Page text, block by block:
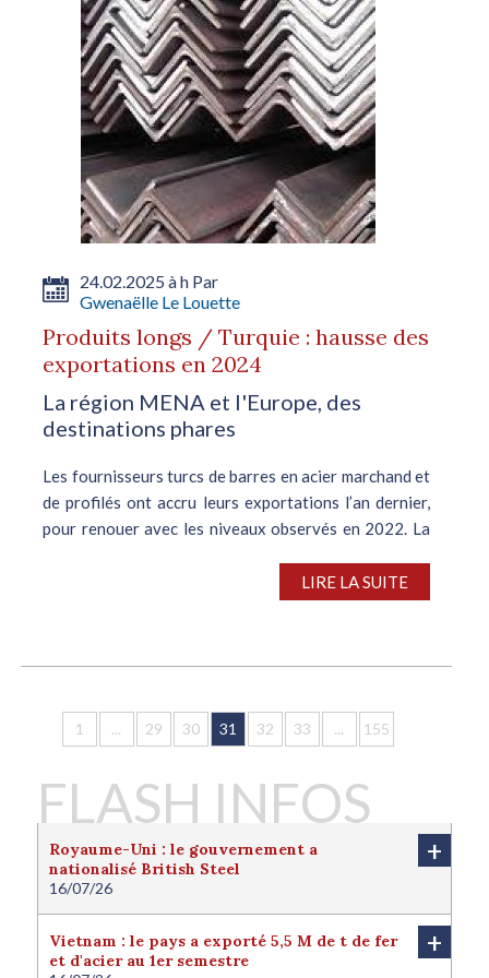
24.02.2025 à h Par
Gwenaëlle Le Louette
Produits longs / Turquie : hausse des
exportations en 2024
La région MENA et l'Europe, des
destinations phares
Les fournisseurs turcs de barres en acier marchand et
de profilés ont accru leurs exportations l’an dernier,
pour renouer avec les niveaux observés en 2022. La
LIRE LA SUITE
1 ... 29 30 31 32 33 ... 155
FLASH INFOS
Royaume-Uni : le gouvernement a
nationalisé British Steel
16/07/26
+
Le Royaume-Uni a nationalisé British Steel afin de
protéger l'avenir de la filière sidérurgique locale.
Londres juge cette nationalisation nécessaire pour
protéger l'intérêt national du pays. Le
Vietnam : le pays a exporté 5,5 M de t de fer
et d'acier au 1er semestre
+